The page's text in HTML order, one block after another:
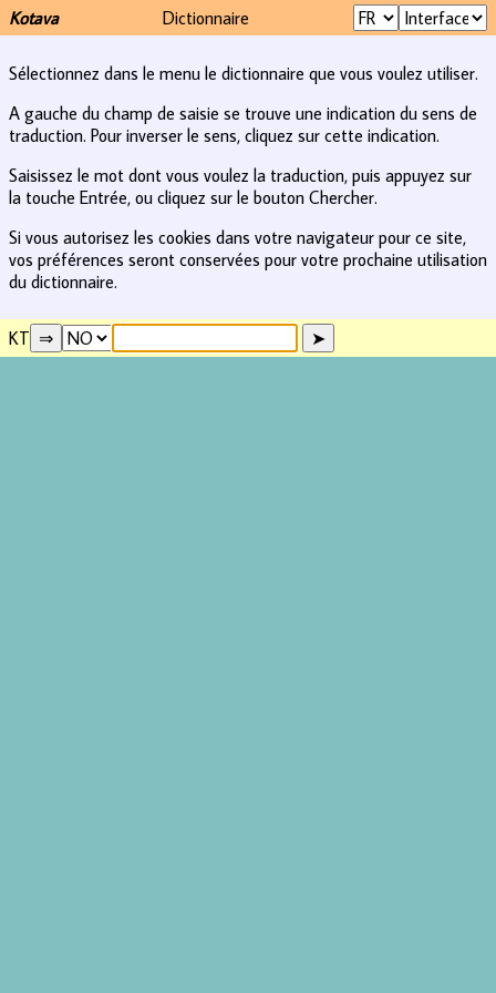
Kotava Dictionnaire
Sélectionnez dans le menu le dictionnaire que vous voulez utiliser.
A gauche du champ de saisie se trouve une indication du sens de
traduction. Pour inverser le sens, cliquez sur cette indication.
Saisissez le mot dont vous voulez la traduction, puis appuyez sur
la touche Entrée, ou cliquez sur le bouton Chercher.
Si vous autorisez les cookies dans votre navigateur pour ce site,
vos préférences seront conservées pour votre prochaine utilisation
du dictionnaire.
KT